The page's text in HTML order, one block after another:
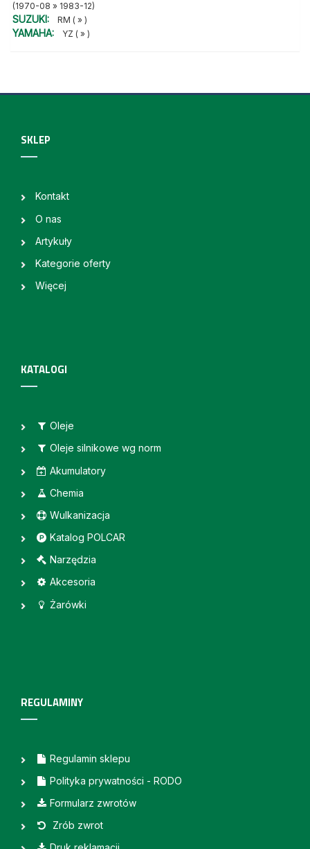
(1970-08 » 1983-12)
SUZUKI: RM ( » )
YAMAHA: YZ ( » )
SKLEP
Kontakt
O nas
Artykuły
Kategorie oferty
Więcej
KATALOGI
Oleje
Oleje silnikowe wg norm
Akumulatory
Chemia
Wulkanizacja
Katalog POLCAR
Narzędzia
Akcesoria
Żarówki
REGULAMINY
Regulamin sklepu
Polityka prywatności - RODO
Formularz zwrotów
Zrób zwrot